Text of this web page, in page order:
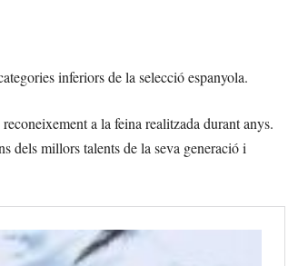
inferiors de la selecció espanyola.
a la feina realitzada durant anys.
dels millors talents de la seva generació i